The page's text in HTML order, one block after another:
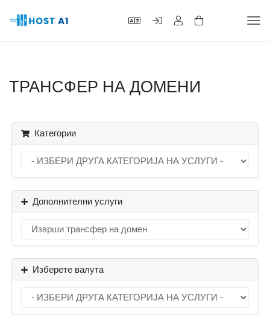
ТРАНСФЕР НА ДОМЕНИ
Категории
Дополнителни услуги
Изберете валута